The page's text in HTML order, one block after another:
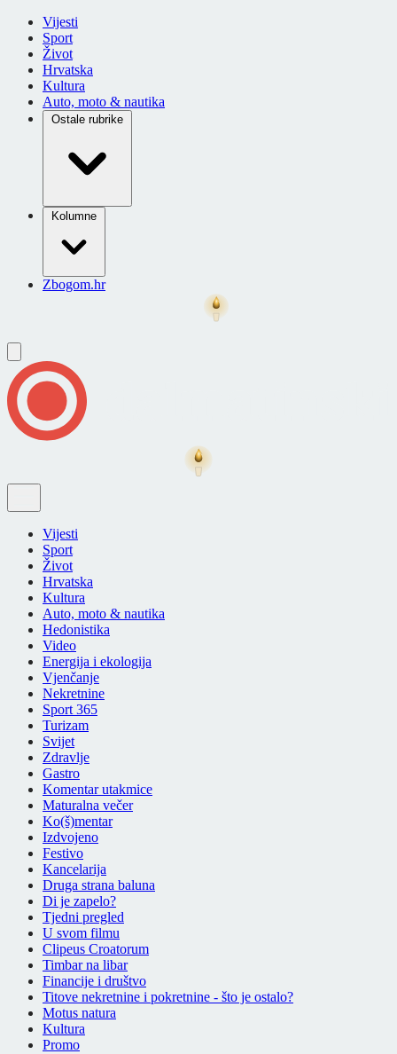
Vijesti
Sport
Život
Hrvatska
Kultura
Auto, moto & nautika
Ostale rubrike
Kolumne
Zbogom.hr
Vijesti
Sport
Život
Hrvatska
Kultura
Auto, moto & nautika
Hedonistika
Video
Energija i ekologija
Vjenčanje
Nekretnine
Sport 365
Turizam
Svijet
Zdravlje
Gastro
Komentar utakmice
Maturalna večer
Ko(š)mentar
Izdvojeno
Festivo
Kancelarija
Druga strana baluna
Di je zapelo?
Tjedni pregled
U svom filmu
Clipeus Croatorum
Timbar na libar
Financije i društvo
Titove nekretnine i pokretnine - što je ostalo?
Motus natura
Kultura
Promo